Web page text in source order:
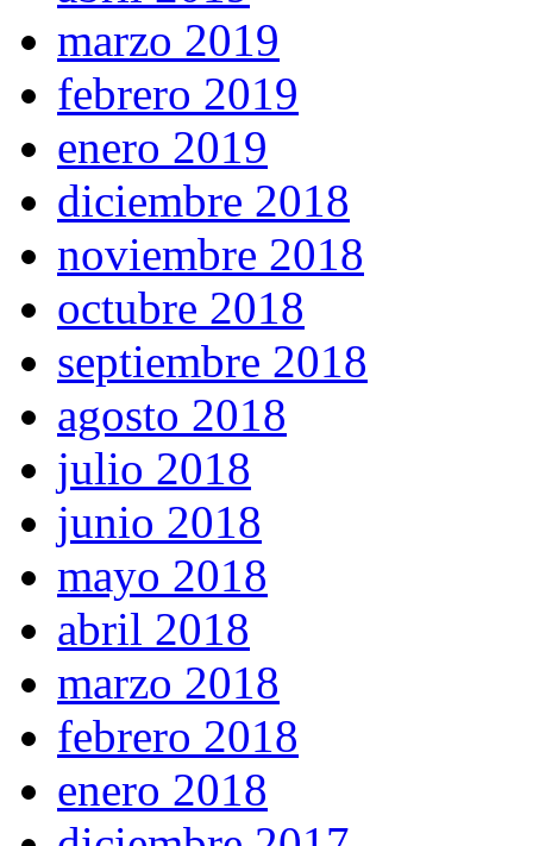
marzo 2019
febrero 2019
enero 2019
diciembre 2018
noviembre 2018
octubre 2018
septiembre 2018
agosto 2018
julio 2018
junio 2018
mayo 2018
abril 2018
marzo 2018
febrero 2018
enero 2018